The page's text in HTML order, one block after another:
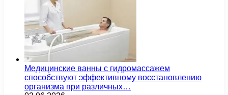
Медицинские ванны с гидромассажем
способствуют эффективному восстановлению
организма при различных…